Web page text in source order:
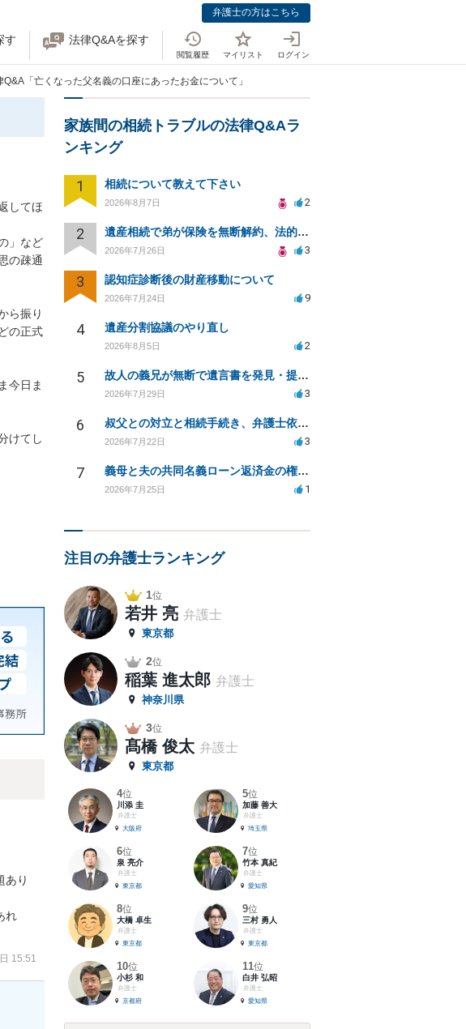
弁護士の方はこちら
す 法律Q&Aを探す
閲覧履歴 マイリスト ログイン
Q&A「亡くなった父名義の口座にあったお金について」
してほ
」など
の疎通
ら振り
の正式
今日ま
けてし
あり
れ
15:51
家族間の相続トラブルの法律Q&Aラ
ンキング
1 相続について教えて下さい
2026年8月7日 2
2 遺産相続で弟が保険を無断解約、法的問題は？
2026年7月26日 3
3 認知症診断後の財産移動について
2026年7月24日 9
4 遺産分割協議のやり直し
2026年8月5日 2
5 故人の義兄が無断で遺言書を発見・提出、法的対処法は？
2026年7月29日 3
6 叔父との対立と相続手続き、弁護士依頼の方法は？
2026年7月22日 3
7 義母と夫の共同名義ローン返済金の権利について知りたい
2026年7月25日 1
注目の弁護士ランキング
1位
若井 亮 弁護士
東京都
2位
稲葉 進太郎 弁護士
神奈川県
3位
髙橋 俊太 弁護士
東京都
4位
川添 圭
弁護士
大阪府
5位
加藤 善大
弁護士
埼玉県
6位
泉 亮介
弁護士
東京都
7位
竹本 真紀
弁護士
愛知県
8位
大橋 卓生
弁護士
東京都
9位
三村 勇人
弁護士
東京都
10位
小杉 和
弁護士
京都府
11位
白井 弘昭
弁護士
愛知県